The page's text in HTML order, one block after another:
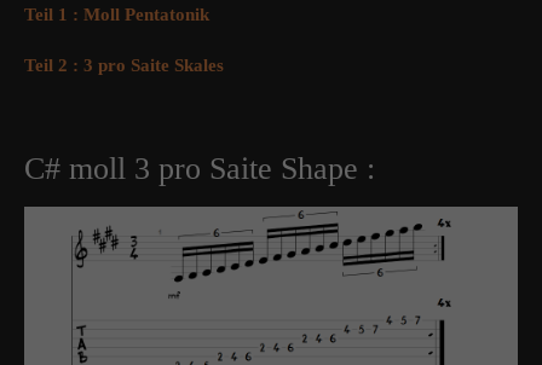
Teil 1 : Moll Pentatonik
Teil 2 : 3 pro Saite Skales
C# moll 3 pro Saite Shape :